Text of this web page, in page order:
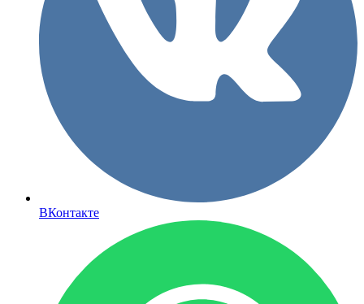
ВКонтакте